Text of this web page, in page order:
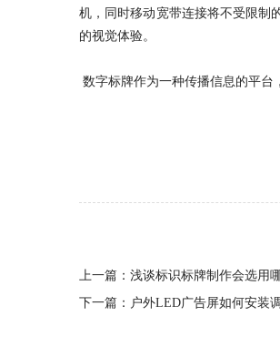
机，同时移动宽带连接将不受限制
的视觉体验。
数字标牌作为一种传播信息的平台
上一篇： 浅谈标识标牌制作会选用
下一篇： 户外LED广告屏如何安装